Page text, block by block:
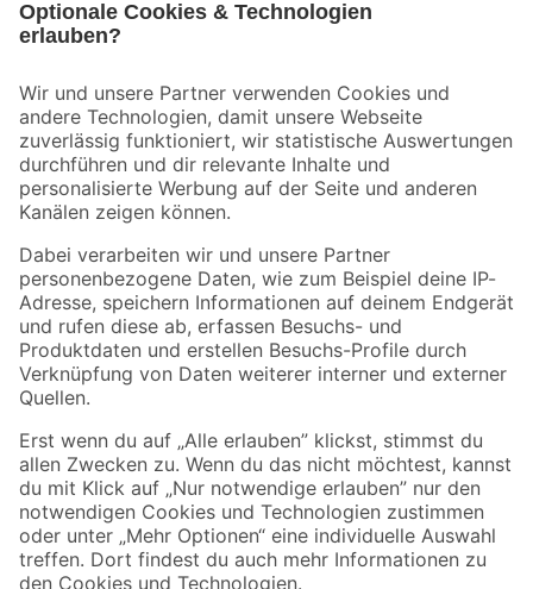
Der toom Newsletter: Keine Angebote und Aktionen mehr verpassen!
Zur Newsletter Anmeldung
Folge uns
Zahlungsarten Versandarten
Sicher einkaufen
Jetzt die toom-App herunterladen